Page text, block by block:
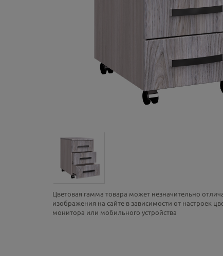
Цветовая гамма товара может незначительно
изображения на сайте в зависимости от настроек
монитора или мобильного устройства